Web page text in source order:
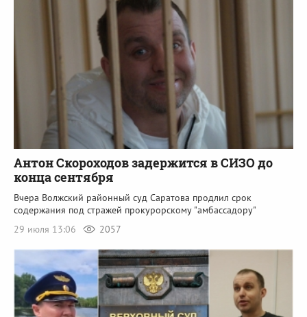
Антон Скороходов задержится в СИЗО до
конца сентября
Вчера Волжский районный суд Саратова продлил срок
содержания под стражей прокурорскому "амбассадору"
29 июля 13:06
2057